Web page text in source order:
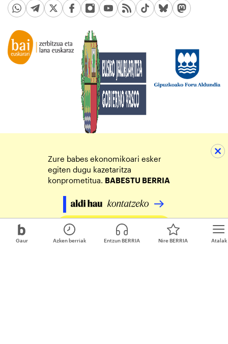
Gaur Atalak
Azken berriak Entzun BERRIA Nire BERRIA
Zure babes ekonomikoari esker
egiten dugu kazetaritza
konprometitua. BABESTU BERRIA
Egin zure ekarpena